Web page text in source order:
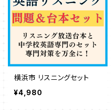
横浜市 リスニングセット
¥4,980